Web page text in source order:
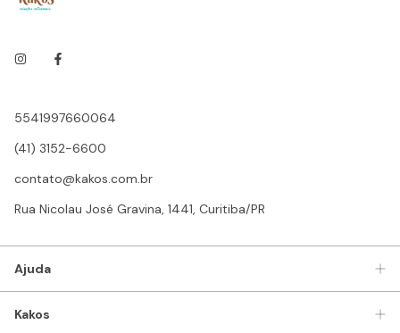
5541997660064
(41) 3152-6600
contato@kakos.com.br
Rua Nicolau José Gravina, 1441, Curitiba/PR
Ajuda
Kakos